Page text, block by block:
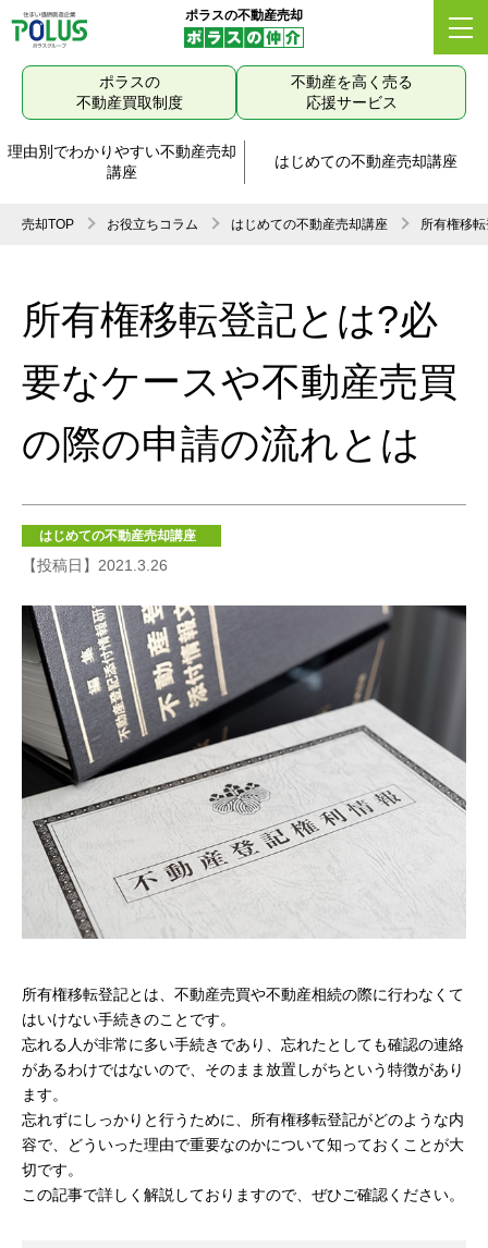
ポラスの不動産売却
ポラスの
不動産買取制度
不動産を高く売る
応援サービス
理由別でわかりやすい不動産売却
講座
はじめての不動産売却講座
売却TOP お役立ちコラム はじめての不動産売却講座 所有権移
所有権移転登記とは?必
要なケースや不動産売買
の際の申請の流れとは
はじめての不動産売却講座
【投稿日】2021.3.26
所有権移転登記とは、不動産売買や不動産相続の際に行わなくて
はいけない手続きのことです。
忘れる人が非常に多い手続きであり、忘れたとしても確認の連絡
があるわけではないので、そのまま放置しがちという特徴があり
ます。
忘れずにしっかりと行うために、所有権移転登記がどのような内
容で、どういった理由で重要なのかについて知っておくことが大
切です。
この記事で詳しく解説しておりますので、ぜひご確認ください。